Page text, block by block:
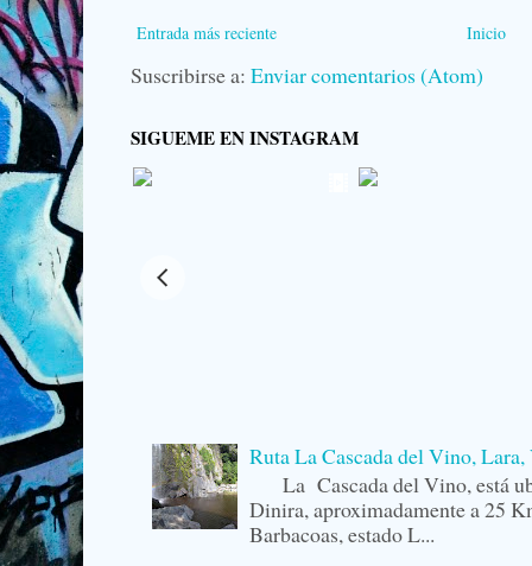
Entrada más reciente Inicio
Suscribirse a: Enviar comentarios (Atom)
SIGUEME EN INSTAGRAM
Ruta La Cascada del Vino, Lara,
La Cascada del Vino, está
Dinira, aproximadamente a 25
Barbacoas, estado L...